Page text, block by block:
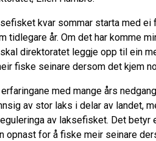
kvar sommar starta med
tidlegare år. Om det har komme
direktoratet leggje opp til ein
fiske seinare dersom det kjem
med mange års
av stor laks i delar av landet,
av laksefisket. Det
opnast for å fiske meir seinare